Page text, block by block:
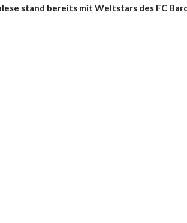
stand bereits mit Weltstars des FC